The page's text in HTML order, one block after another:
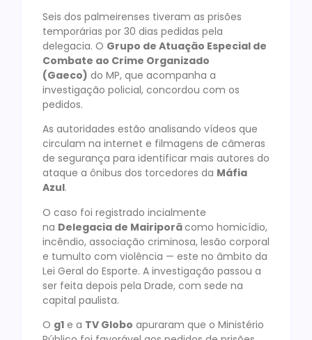
Seis dos palmeirenses tiveram as prisões
temporárias por 30 dias pedidas pela
delegacia. O Grupo de Atuação Especial de
Combate ao Crime Organizado
(Gaeco) do MP, que acompanha a
investigação policial, concordou com os
pedidos.
As autoridades estão analisando vídeos que
circulam na internet e filmagens de câmeras
de segurança para identificar mais autores do
ataque a ônibus dos torcedores da Máfia
Azul.
O caso foi registrado incialmente
na Delegacia de Mairiporãcomo homicídio,
incêndio, associação criminosa, lesão corporal
e tumulto com violência — este no âmbito da
Lei Geral do Esporte. A investigação passou a
ser feita depois pela Drade, com sede na
capital paulista.
O g1 e a TV Globo apuraram que o Ministério